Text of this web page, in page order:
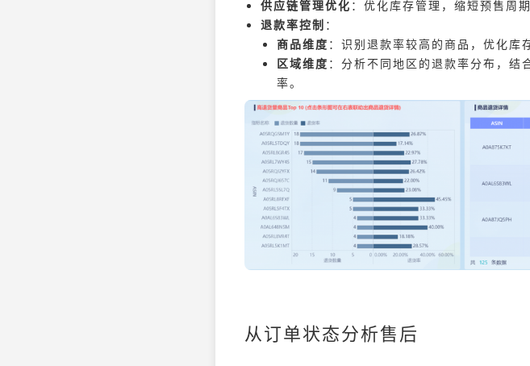
供应链管理优化 ：优化库存管理，缩短预售周
退款率控制 ：
商品维度 ：识别退款率较高的商品，优化库
区域维度 ：分析不同地区的退款率分布，结
率。
从订单状态分析售后